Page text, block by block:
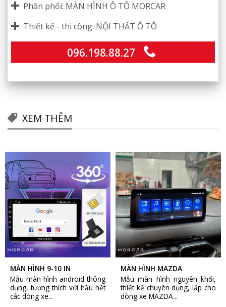
Phân phối: MÀN HÌNH Ô TÔ MORCAR
Thiết kế - thi công: NỘI THẤT Ô TÔ
096.198.88.27
XEM THÊM
MÀN HÌNH 9-10 IN
Mẫu màn hình android thông
dụng, tương thích với hầu hết
các dòng xe...
MÀN HÌNH MAZDA
Mẫu màn hình nguyên khối,
thiết kế chuyên dụng, lắp cho
dòng xe MAZDA...